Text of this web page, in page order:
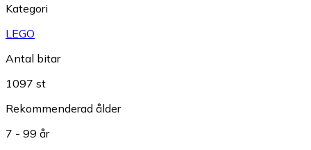
Kategori
LEGO
Antal bitar
1097 st
Rekommenderad ålder
7 - 99 år